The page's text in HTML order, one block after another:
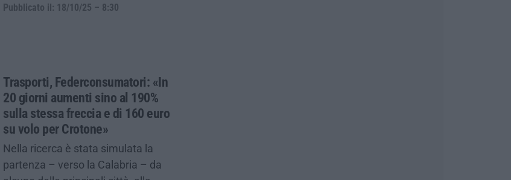
Pubblicato il: 18/10/25 – 8:30
Trasporti, Federconsumatori: «In
20 giorni aumenti sino al 190%
sulla stessa freccia e di 160 euro
su volo per Crotone»
Nella ricerca è stata simulata la
partenza – verso la Calabria – da